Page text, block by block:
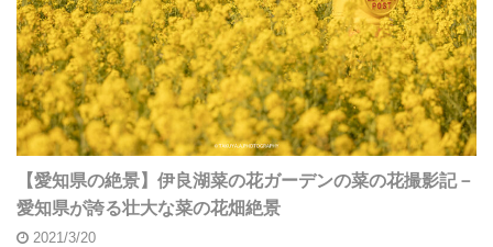
【愛知県の絶景】伊良湖菜の花ガーデンの菜の花撮影記－
愛知県が誇る壮大な菜の花畑絶景
2021/3/20